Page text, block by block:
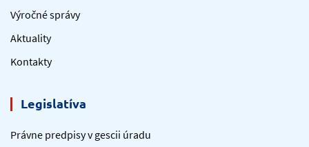
Výročné správy
Aktuality
Kontakty
Legislatíva
Právne predpisy v gescii úradu